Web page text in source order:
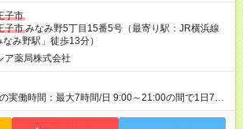
用期間の長さ：3ヶ月 雇用形態、給与は本採用時と
子市
子市みなみ野5丁目15番5号（最寄り駅：JR横浜線
なみ野駅」徒歩13分）
ア薬局株式会社
実働時間：最大7時間/日 9:00～21:00の間で1日7時
週3～4日の勤務 ※シフトの相談可能 ☆未経験・無資